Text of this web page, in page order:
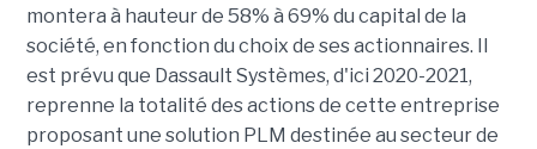
montera à hauteur de 58% à 69% du capital de la
société, en fonction du choix de ses actionnaires. Il
est prévu que Dassault Systèmes, d'ici 2020-2021,
reprenne la totalité des actions de cette entreprise
proposant une solution PLM destinée au secteur de